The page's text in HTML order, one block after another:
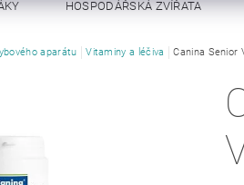
HOSPODÁŘSKÁ ZVÍŘATA
OSTATNÍ OBCHODNÍ PODMÍNKY
aparátu Vitaminy a léčiva Canina Senior